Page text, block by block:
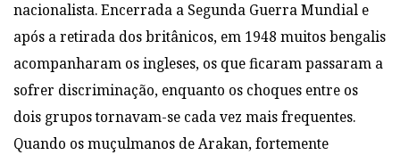
nacionalista. Encerrada a Segunda Guerra Mundial e
após a retirada dos britânicos, em 1948 muitos bengalis
acompanharam os ingleses, os que ficaram passaram a
sofrer discriminação, enquanto os choques entre os
dois grupos tornavam-se cada vez mais frequentes.
Quando os muçulmanos de Arakan, fortemente